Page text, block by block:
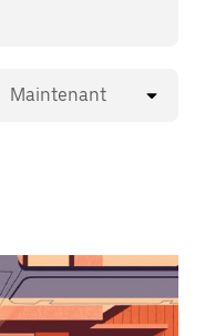
Maintenant